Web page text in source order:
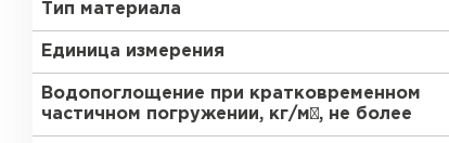
Тип материала
Единица измерения
Водопоглощение при кратковременном
частичном погружении, кг/м², не более
Утеплитель Baswool